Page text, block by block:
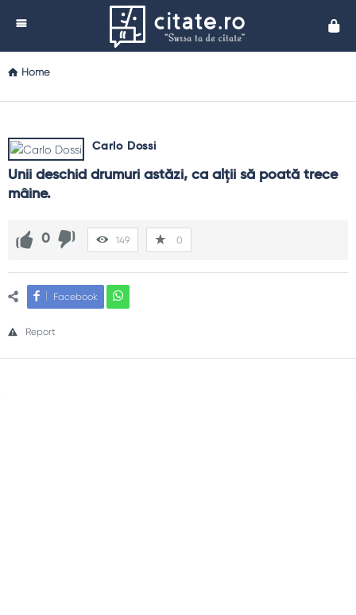
Home
Carlo Dossi
Unii deschid drumuri astăzi, ca alţii să poată trece
mâine.
0 149 0
Facebook
Report